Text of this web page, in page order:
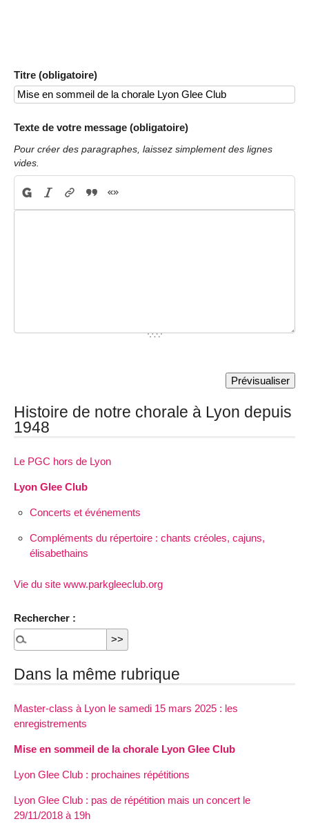
Titre (obligatoire)
Texte de votre message (obligatoire)
Pour créer des paragraphes, laissez simplement des lignes
vides.
Histoire de notre chorale à Lyon depuis
1948
Le PGC hors de Lyon
Lyon Glee Club
Concerts et événements
Compléments du répertoire : chants créoles, cajuns,
élisabethains
Vie du site www.parkgleeclub.org
Rechercher :
Dans la même rubrique
Master-class à Lyon le samedi 15 mars 2025 : les
enregistrements
Mise en sommeil de la chorale Lyon Glee Club
Lyon Glee Club : prochaines répétitions
Lyon Glee Club : pas de répétition mais un concert le
29/11/2018 à 19h